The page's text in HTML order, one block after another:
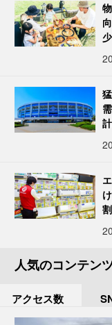
人気のコンテン
アクセス数